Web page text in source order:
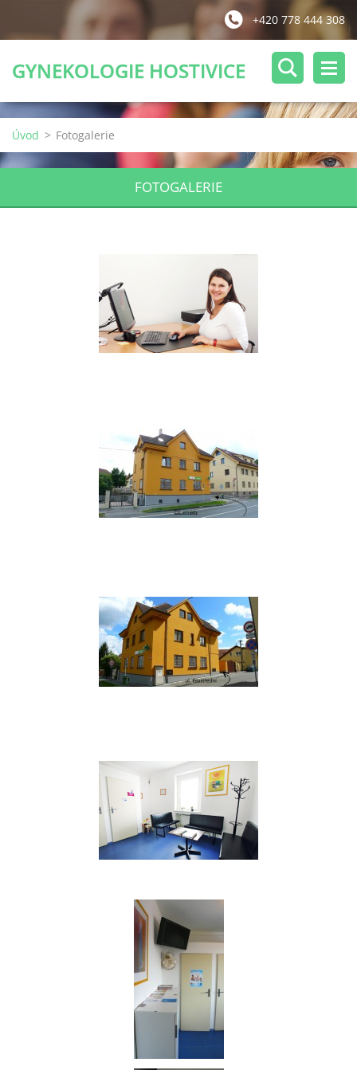
+420 778 444 308
GYNEKOLOGIE HOSTIVICE
Úvod > Fotogalerie
FOTOGALERIE